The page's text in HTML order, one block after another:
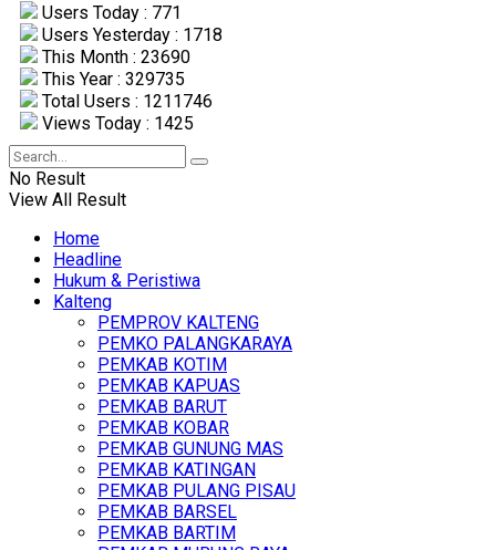
Users Today : 771
Users Yesterday : 1718
This Month : 23690
This Year : 329735
Total Users : 1211746
Views Today : 1425
No Result
View All Result
Home
Headline
Hukum & Peristiwa
Kalteng
PEMPROV KALTENG
PEMKO PALANGKARAYA
PEMKAB KOTIM
PEMKAB KAPUAS
PEMKAB BARUT
PEMKAB KOBAR
PEMKAB GUNUNG MAS
PEMKAB KATINGAN
PEMKAB PULANG PISAU
PEMKAB BARSEL
PEMKAB BARTIM